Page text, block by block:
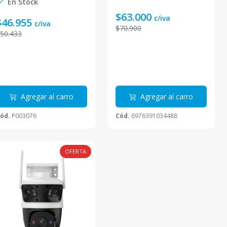
azul y
c/iva
Agregar al carro
P003076
$63.000 c/iva
$70.900
Agregar al carro
Cód. 6976391034488
OFERTA